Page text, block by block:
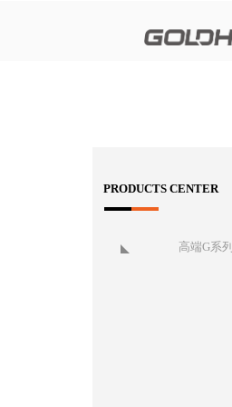
PRODUCTS CENTER
高端G系列